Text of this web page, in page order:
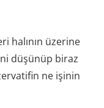
halının üzerine
düşünüp biraz
ne işinin